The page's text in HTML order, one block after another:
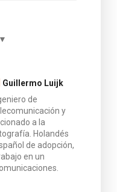
▼
Guillermo Luijk
de
y
a la
Holandés
de adopción,
en un